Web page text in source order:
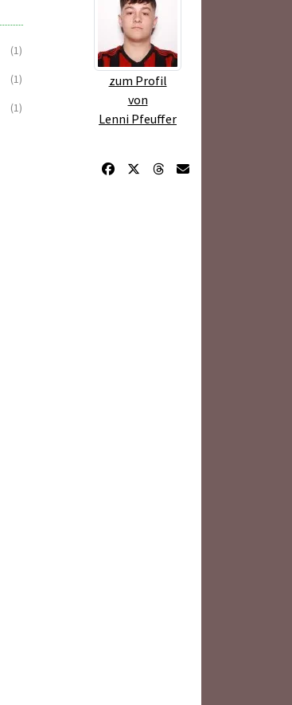
zum Profil
von
Lenni Pfeuffer
(1)
(1)
(1)